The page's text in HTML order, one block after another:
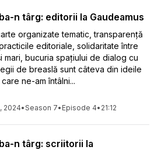
n târg: editorii la Gaudeamus
organizate tematic, transparență
editoriale, solidaritate între
mari, bucuria spațiului de dialog cu
de breaslă sunt câteva din ideile
ne-am întâlni...
2024•Season 7• Episode 4• 21:12
n târg: scriitorii la